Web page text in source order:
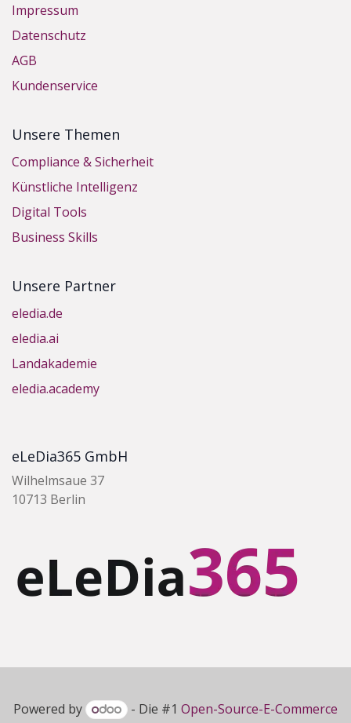
Impressum
Datenschutz
AGB
Kundenservice
Unsere Themen
Compliance & Sicherheit
Künstliche Intelligenz
Digital Tools
Business Skills
Unsere Partner
eledia.de
eledia.ai
Landakademie
eledia.academy
eLeDia365 GmbH
Wilhelmsaue 37
10713 Berlin
Powered by - Die #1Open-Source-E-Commerce